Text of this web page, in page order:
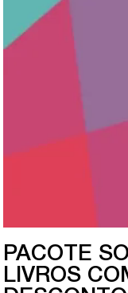
PACOTE
LIVROS